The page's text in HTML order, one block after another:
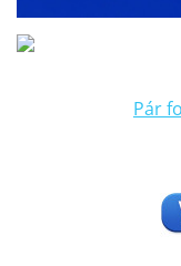
Pár